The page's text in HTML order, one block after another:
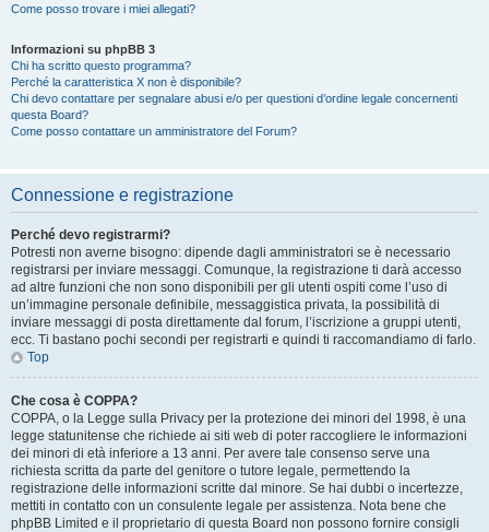
Come posso trovare i miei allegati?
Informazioni su phpBB 3
Chi ha scritto questo programma?
Perché la caratteristica X non è disponibile?
Chi devo contattare per segnalare abusi e/o per questioni d’ordine legale concernenti
questa Board?
Come posso contattare un amministratore del Forum?
Connessione e registrazione
Perché devo registrarmi?
Potresti non averne bisogno: dipende dagli amministratori se è necessario
registrarsi per inviare messaggi. Comunque, la registrazione ti darà accesso
ad altre funzioni che non sono disponibili per gli utenti ospiti come l’uso di
un’immagine personale definibile, messaggistica privata, la possibilità di
inviare messaggi di posta direttamente dal forum, l’iscrizione a gruppi utenti,
ecc. Ti bastano pochi secondi per registrarti e quindi ti raccomandiamo di farlo.
Top
Che cosa è COPPA?
COPPA, o la Legge sulla Privacy per la protezione dei minori del 1998, è una
legge statunitense che richiede ai siti web di poter raccogliere le informazioni
dei minori di età inferiore a 13 anni. Per avere tale consenso serve una
richiesta scritta da parte del genitore o tutore legale, permettendo la
registrazione delle informazioni scritte dal minore. Se hai dubbi o incertezze,
mettiti in contatto con un consulente legale per assistenza. Nota bene che
phpBB Limited e il proprietario di questa Board non possono fornire consigli